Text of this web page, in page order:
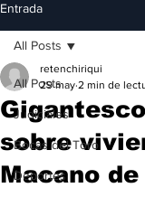
Entrada
All Posts
Judiciales
Bocas del Toro
Deportes
All Posts
sobre
Macano
retenchiriqui
29 may 2 min de